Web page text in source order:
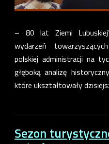
– 80 lat Ziemi
wydarzeń
polskiej administracji na
głęboką analizę
które ukształtowały
Sezon